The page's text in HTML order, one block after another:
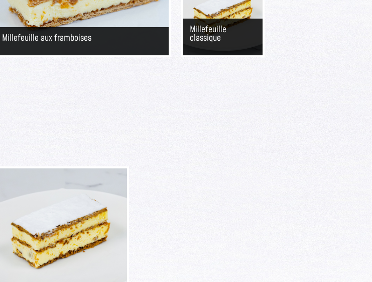
Millefeuille aux framboises
Millefeuille
classique